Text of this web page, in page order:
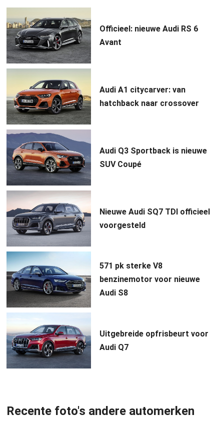
Officieel: nieuwe Audi RS 6
Avant
Audi A1 citycarver: van
hatchback naar crossover
Audi Q3 Sportback is nieuwe
SUV Coupé
Nieuwe Audi SQ7 TDI officieel
voorgesteld
571 pk sterke V8
benzinemotor voor nieuwe
Audi S8
Uitgebreide opfrisbeurt voor
Audi Q7
Recente foto's andere automerken